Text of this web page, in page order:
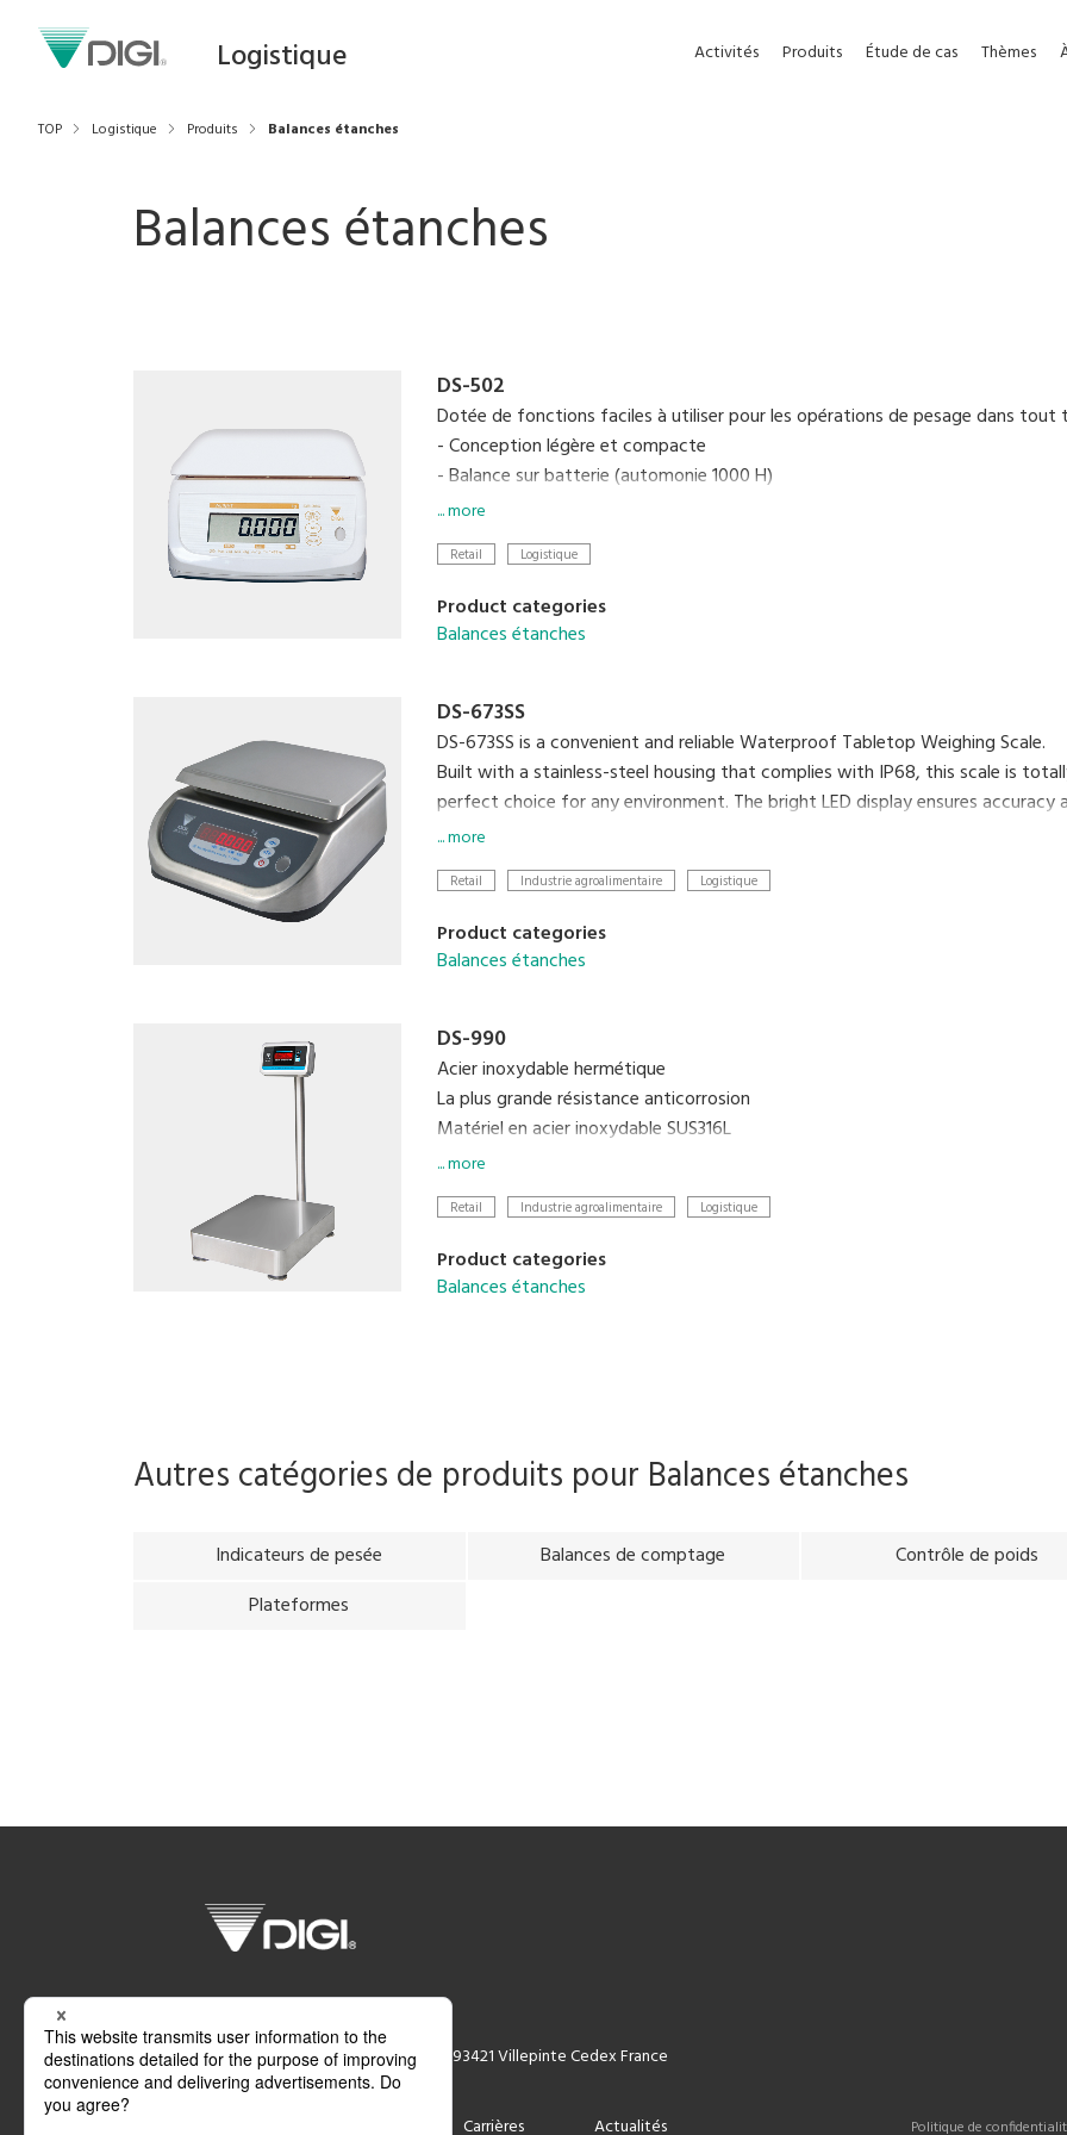
Logistique Activités Produits Étude de cas Thèmes
TOP Logistique Produits Balances étanches
Balances étanches
DS-502
Dotée de fonctions faciles à utiliser pour les opérations de pesage dans tout
- Conception légère et compacte
- Balance sur batterie (automonie 1000 H)
- Protection IP65
- Affichage LCD à 6 chiffres
... more
Retail Logistique
Product categories
Balances étanches
DS-673SS
DS-673SS is a convenient and reliable Waterproof Tabletop Weighing Scale.
Built with a stainless-steel housing that complies with IP68, this scale is
perfect choice for any environment. The bright LED display ensures
settings, and its low profile makes loading and unloading objects faster and
... more
Retail Industrie agroalimentaire Logistique
Product categories
Balances étanches
DS-990
Acier inoxydable hermétique
La plus grande résistance anticorrosion
Matériel en acier inoxydable SUS316L
Batterie rechargeable incorporée et adaptateur AC
... more
Retail Industrie agroalimentaire Logistique
Product categories
Balances étanches
Autres catégories de produits pour Balances étanches
Indicateurs de pesée Balances de comptage Contrôle de poids
Plateformes
ZA Central Parc 4 Allée du Sanglier 93421 Villepinte Cedex France
Carrières Actualités Politique de